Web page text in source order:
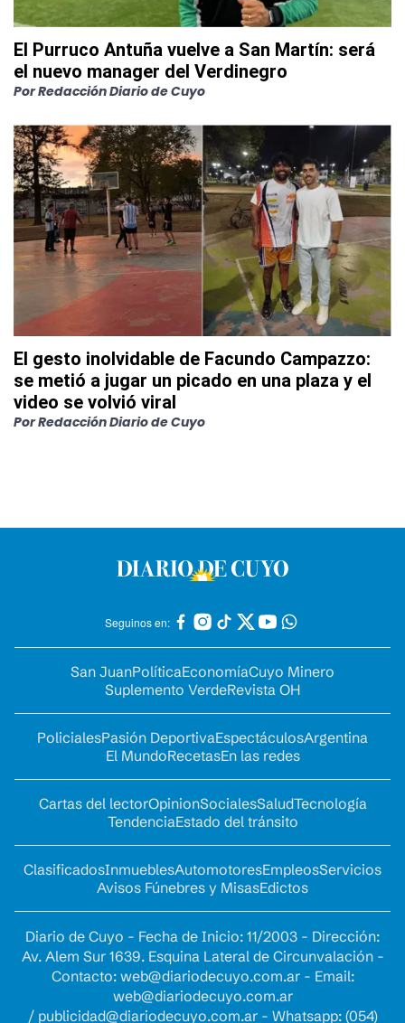
El Purruco Antuña vuelve a San Martín: será
el nuevo manager del Verdinegro
PorRedacción Diario de Cuyo
El gesto inolvidable de Facundo Campazzo:
se metió a jugar un picado en una plaza y el
video se volvió viral
PorRedacción Diario de Cuyo
Seguinos en:
San JuanPolíticaEconomíaCuyo Minero
Suplemento VerdeRevista OH
PolicialesPasión DeportivaEspectáculosArgentina
El MundoRecetasEn las redes
Cartas del lectorOpinionSocialesSaludTecnología
TendenciaEstado del tránsito
ClasificadosInmueblesAutomotoresEmpleosServicios
Avisos Fúnebres y MisasEdictos
Diario de Cuyo - Fecha de Inicio: 11/2003 - Dirección:
Av. Alem Sur 1639. Esquina Lateral de Circunvalación -
Contacto: web@diariodecuyo.com.ar- Email:
web@diariodecuyo.com.ar
/ publicidad@diariodecuyo.com.ar- Whatsapp: (054)